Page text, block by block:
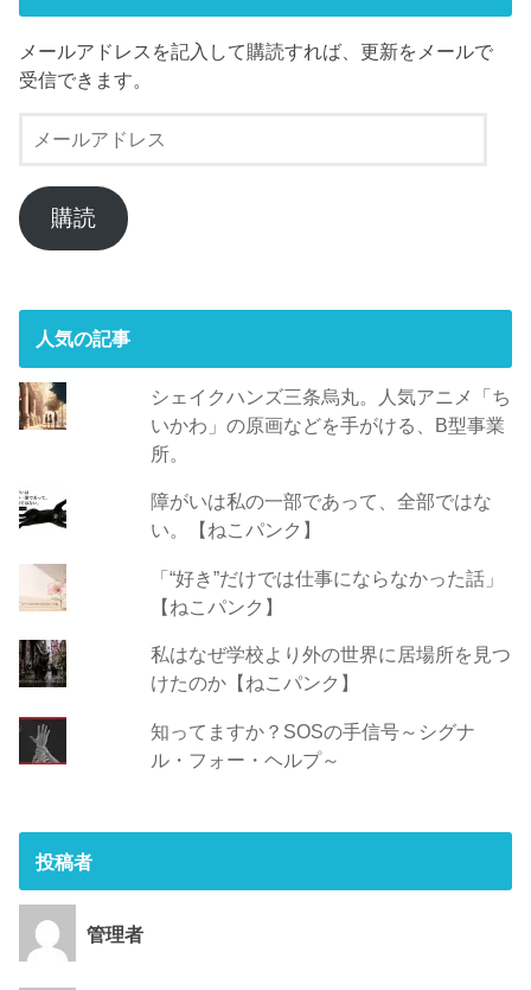
メールアドレスを記入して購読すれば、更新をメールで
受信できます。
ー
ア
ド
購読
人気の記事
シェイクハンズ三条烏丸。人気アニメ「ち
いかわ」の原画などを手がける、B型事業
所。
障がいは私の一部であって、全部ではな
い。【ねこパンク】
「“好き”だけでは仕事にならなかった話」
【ねこパンク】
私はなぜ学校より外の世界に居場所を見つ
けたのか【ねこパンク】
知ってますか？SOSの手信号～シグナ
ル・フォー・ヘルプ～
投稿者
管理者